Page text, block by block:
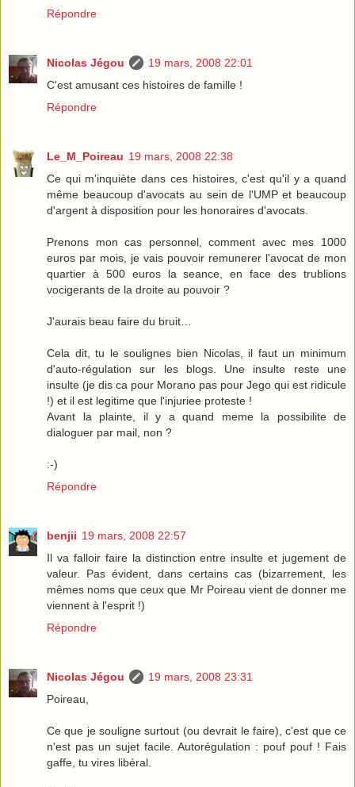
Répondre
Nicolas Jégou
19 mars, 2008 22:01
C'est amusant ces histoires de famille !
Répondre
Le_M_Poireau 19 mars, 2008 22:38
Ce qui m'inquiète dans ces histoires, c'est qu'il y a quand
même beaucoup d'avocats au sein de l'UMP et beaucoup
d'argent à disposition pour les honoraires d'avocats.
Prenons mon cas personnel, comment avec mes 1000
euros par mois, je vais pouvoir remunerer l'avocat de mon
quartier à 500 euros la seance, en face des trublions
vocigerants de la droite au pouvoir ?
J'aurais beau faire du bruit…
Cela dit, tu le soulignes bien Nicolas, il faut un minimum
d'auto-régulation sur les blogs. Une insulte reste une
insulte (je dis ca pour Morano pas pour Jego qui est ridicule
!) et il est legitime que l'injuriee proteste !
Avant la plainte, il y a quand meme la possibilite de
dialoguer par mail, non ?
:-)
Répondre
benjii 19 mars, 2008 22:57
Il va falloir faire la distinction entre insulte et jugement de
valeur. Pas évident, dans certains cas (bizarrement, les
mêmes noms que ceux que Mr Poireau vient de donner me
viennent à l'esprit !)
Répondre
Nicolas Jégou
19 mars, 2008 23:31
Poireau,
Ce que je souligne surtout (ou devrait le faire), c'est que ce
n'est pas un sujet facile. Autorégulation : pouf pouf ! Fais
gaffe, tu vires libéral.